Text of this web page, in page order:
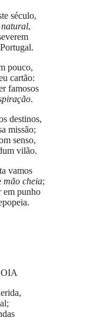
século,
natural,
pouco,
cartão:
famosos
.
destinos,
missão;
senso,
vilão.
vamos
mão cheia;
em punho